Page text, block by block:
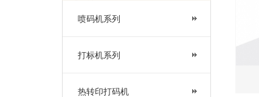
喷码机系列
打标机系列
热转印打码机